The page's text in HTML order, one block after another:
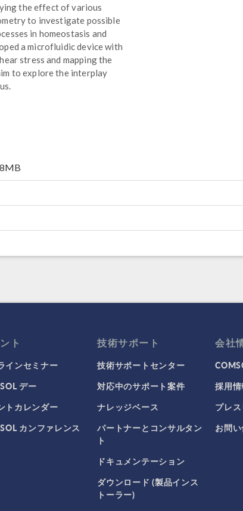
the effect of various
to investigate possible
in homeostasis and
a microfluidic device with
stress and mapping the
to explore the interplay
ト
インセミナー
デー
トカレンダー
カンファレンス
技術サポート
技術サポートセンター
対応中のサポート案件
ナレッジベース
パートナーとコンサルタン
ト
ドキュメンテーション
ダウンロード (製品インス
トーラー)
会社
採用情
プレ
お問